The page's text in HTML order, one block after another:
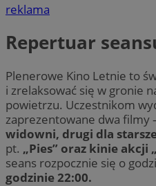
reklama
Repertuar
Plenerowe Kino Letnie to
i zrelaksować się w gronie
powietrzu. Uczestnikom
zaprezentowane dwa filmy
widowni, drugi dla
pt. „Pies” oraz kinie akcji
seans rozpocznie się o
godzinie 22:00.